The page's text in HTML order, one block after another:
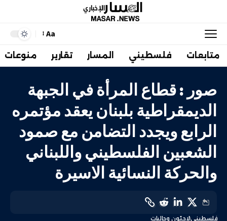
Aa
متابعات فلسطيني المسار تقارير منوعات
صور : قطاع المرأة في الجبهة
الديمقراطية بلبنان يعقد مؤتمره
الرابع ويجدد التضامن مع صمود
الشعبين الفلسطيني واللبناني
والحركة النسائية الاسيرة
فلسطينيلاجئون وجاليات